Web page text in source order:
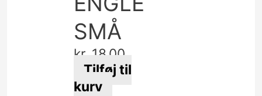
vælges
på
varesiden
SMÅ
kr. 18,00
Tilføj til
kurv